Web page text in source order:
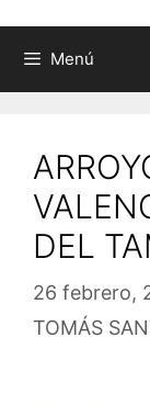
Menú
DEL
26 febrero,
TOMÁS